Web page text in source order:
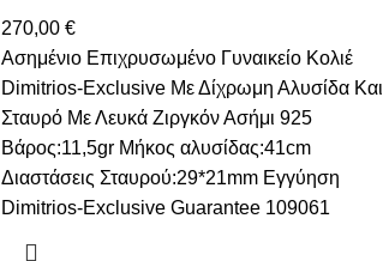
270,00 €
Ασημένιο Επιχρυσωμένο Γυναικείο Κολιέ
Dimitrios-Exclusive Με Δίχρωμη Αλυσίδα Και
Σταυρό Με Λευκά Ζιργκόν Ασήμι 925
Βάρος:11,5gr Μήκος αλυσίδας:41cm
Διαστάσεις Σταυρού:29*21mm Eγγύηση
Dimitrios-Exclusive Guarantee 109061